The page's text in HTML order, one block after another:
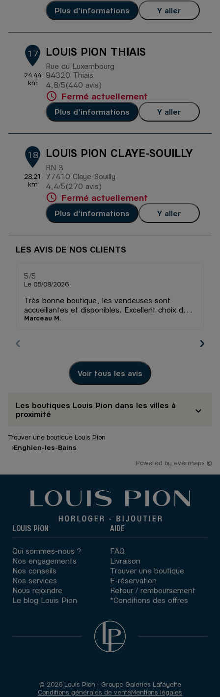
Plus d'informations Y aller
17
24.44
km
LOUIS PION THIAIS
Rue du Luxembourg
94320 Thiais
4,8/5 Note de 4.8 sur 5
(440 avis)
Fermé actuellement
Plus d'informations Y aller
18
28.21
km
LOUIS PION CLAYE-SOUILLY
RN 3
77410 Claye-Souilly
4,4/5 Note de 4.4 sur 5
(270 avis)
Fermé actuellement
Plus d'informations Y aller
LES AVIS DE NOS CLIENTS
5/5
Le 06/08/2026
Très bonne boutique, les vendeuses sont
accueillantes et disponibles. Excellent choix de
montres
Marceau M.
Voir tous les avis
Les boutiques Louis Pion dans les villes à
proximité
Trouver une boutique Louis Pion
Enghien-les-Bains
Powered by evermaps ©
LOUIS PION
Qui sommes-nous ?
Nos engagements
Nos conseils
Nos services
Nous rejoindre
Le blog Louis Pion
AIDE
FAQ
Livraison
Trouver une boutique
E-réservation
Retour / remboursement
*Conditions des offres
© 2026 Louis Pion - Groupe Galeries Lafayette
Conditions générales de venteMentions légales